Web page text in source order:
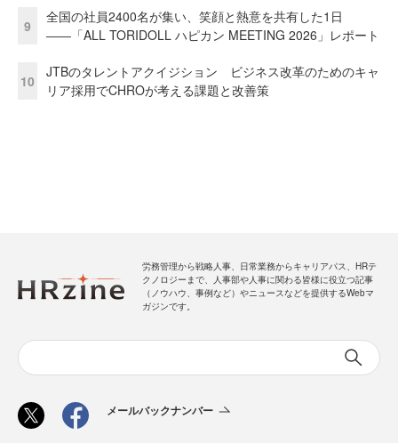
9
全国の社員2400名が集い、笑顔と熱意を共有した1日
――「ALL TORIDOLL ハピカン MEETING 2026」レポート
10
JTBのタレントアクイジション ビジネス改革のためのキャ
リア採用でCHROが考える課題と改善策
労務管理から戦略人事、日常業務からキャリアパス、HRテ
クノロジーまで、人事部や人事に関わる皆様に役立つ記事
（ノウハウ、事例など）やニュースなどを提供するWebマ
ガジンです。
メールバックナンバー